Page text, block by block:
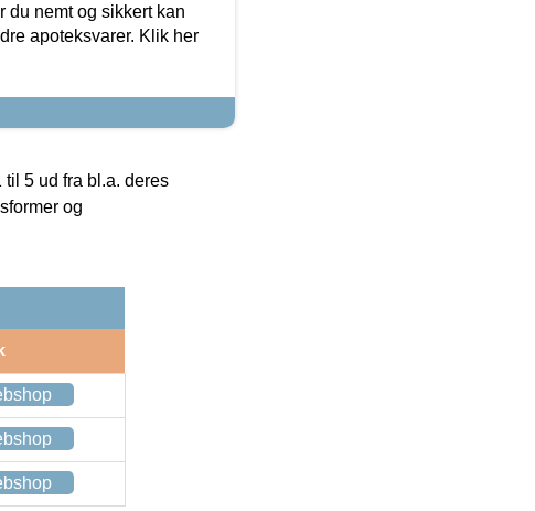
du nemt og sikkert kan
apoteksvarer. Klik her
5 ud fra bl.a. deres
og